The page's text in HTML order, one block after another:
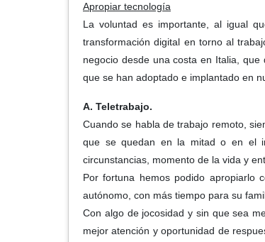
Apropiar tecnología
La voluntad es importante, al igual
transformación digital en torno al
negocio desde una costa en Italia,
que se han adoptado e implantado en
A. Teletrabajo.
Cuando se habla de trabajo remoto,
que se quedan en la mitad o en el
circunstancias, momento de la vida y
Por fortuna hemos podido apropiarlo
autónomo, con más tiempo para su
Con algo de jocosidad y sin que sea
mejor atención y oportunidad de